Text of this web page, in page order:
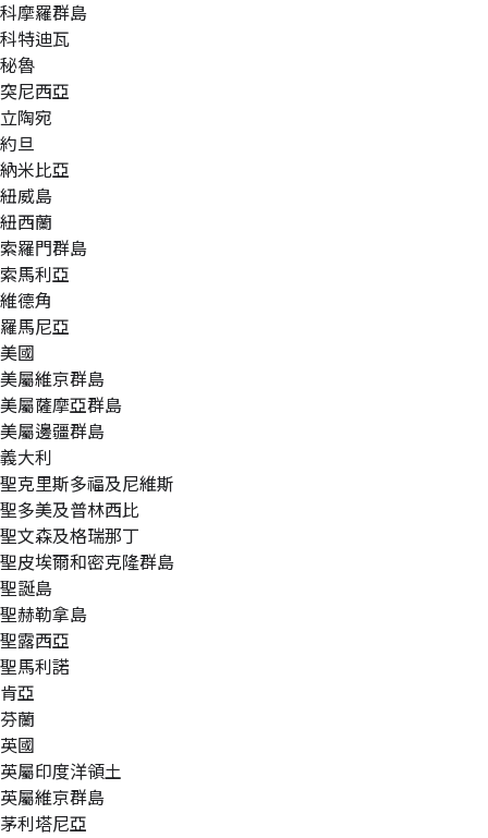
科摩羅群島
科特迪瓦
秘魯
突尼西亞
立陶宛
約旦
納米比亞
紐威島
紐西蘭
索羅門群島
索馬利亞
維德角
羅馬尼亞
美國
美屬維京群島
美屬薩摩亞群島
美屬邊疆群島
義大利
聖克里斯多福及尼維斯
聖多美及普林西比
聖文森及格瑞那丁
聖皮埃爾和密克隆群島
聖誕島
聖赫勒拿島
聖露西亞
聖馬利諾
肯亞
芬蘭
英國
英屬印度洋領土
英屬維京群島
茅利塔尼亞